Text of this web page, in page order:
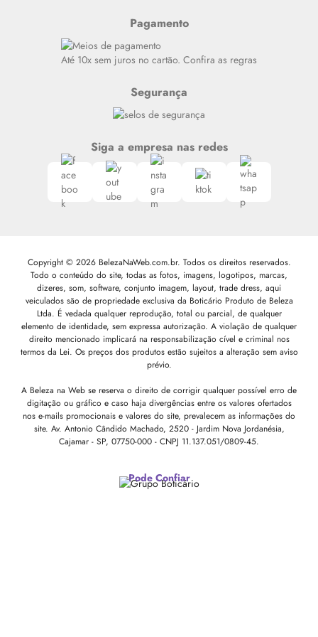
Siga nosso canal no Whatsapp
Pagamento
Até 10x sem juros no cartão. Confira as regras
Segurança
Siga a empresa nas redes
Copyright © 2026 BelezaNaWeb.com.br. Todos os direitos reservados.
Todo o conteúdo do site, todas as fotos, imagens, logotipos, marcas,
dizeres, som, software, conjunto imagem, layout, trade dress, aqui
veiculados são de propriedade exclusiva da Boticário Produto de Beleza
Ltda. É vedada qualquer reprodução, total ou parcial, de qualquer
elemento de identidade, sem expressa autorização. A violação de qualquer
direito mencionado implicará na responsabilização cível e criminal nos
termos da Lei. Os preços dos produtos estão sujeitos a alteração sem aviso
prévio.
A Beleza na Web se reserva o direito de corrigir qualquer possível erro de
digitação ou gráfico e caso haja divergências entre os valores ofertados
nos e-mails promocionais e valores do site, prevalecem as informações do
site. Av. Antonio Cândido Machado, 2520 - Jardim Nova Jordanésia,
Cajamar - SP, 07750-000 - CNPJ 11.137.051/0809-45.
Pode Confiar